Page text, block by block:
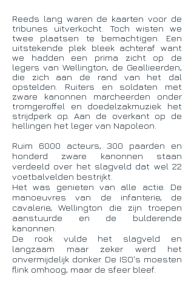
Reeds lang waren de kaarten voor de
tribunes uitverkocht. Toch wisten we
twee plaatsen te bemachtigen. Een
uitstekende plek bleek achteraf want
we hadden een prima zicht op de
legers van Wellington, de Geallieerden,
die zich aan de rand van het dal
opstelden. Ruiters en soldaten met
zware kanonnen marcheerden onder
tromgeroffel en doedelzakmuziek het
strijdperk op. Aan de overkant op de
hellingen het leger van Napoleon.
Ruim 6000 acteurs, 300 paarden en
honderd zware kanonnen staan
verdeeld over het slagveld dat wel 22
voetbalvelden bestrijkt.
Het was genieten van alle actie. De
manoeuvres van de infanterie, de
cavalerie, Wellington die zijn troepen
aanstuurde en de bulderende
kanonnen.
De rook vulde het slagveld en
langzaam maar zeker werd het
onvermijdelijk donker. De ISO's moesten
flink omhoog, maar de sfeer bleef.